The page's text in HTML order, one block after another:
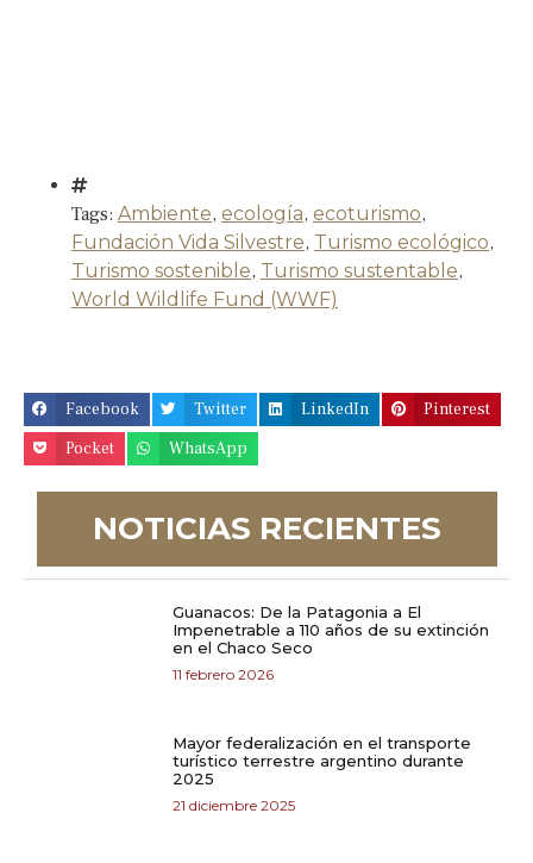
Tags: Ambiente, ecología, ecoturismo,
Fundación Vida Silvestre, Turismo ecológico,
Turismo sostenible, Turismo sustentable,
World Wildlife Fund (WWF)
Facebook Twitter LinkedIn
Pinterest
Pocket
WhatsApp
NOTICIAS RECIENTES
Guanacos: De la Patagonia a El
Impenetrable a 110 años de su extinción
en el Chaco Seco
11 febrero 2026
Mayor federalización en el transporte
turístico terrestre argentino durante
2025
21 diciembre 2025